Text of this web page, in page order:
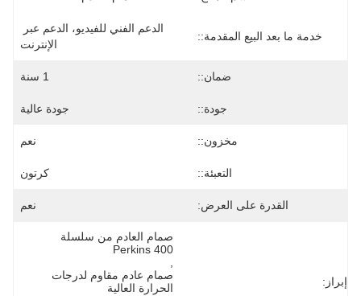
خدمة ما بعد البيع المقدمة::
الإنترنت
ضمان:: 1 سنة
جودة:: جودة عالية
مخزون:: نعم
التعبئة:: كرتون
القدرة على العرض: نعم
إبراز:
Perkins 400
الحرارة العالية